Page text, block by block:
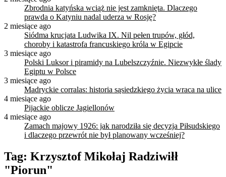
Zbrodnia katyńska wciąż nie jest zamknięta. Dlaczego
prawda o Katyniu nadal uderza w Rosję?
2 miesiące ago
Siódma krucjata Ludwika IX. Nil pełen trupów, głód,
choroby i katastrofa francuskiego króla w Egipcie
3 miesiące ago
Polski Luksor i piramidy na Lubelszczyźnie. Niezwykłe ślady
Egiptu w Polsce
3 miesiące ago
Madryckie corralas: historia sąsiedzkiego życia wraca na ulice
4 miesiące ago
Pijackie oblicze Jagiellonów
4 miesiące ago
Zamach majowy 1926: jak narodziła się decyzja Piłsudskiego
i dlaczego przewrót nie był planowany wcześniej?
Tag: Krzysztof Mikołaj Radziwiłł
"Piorun"